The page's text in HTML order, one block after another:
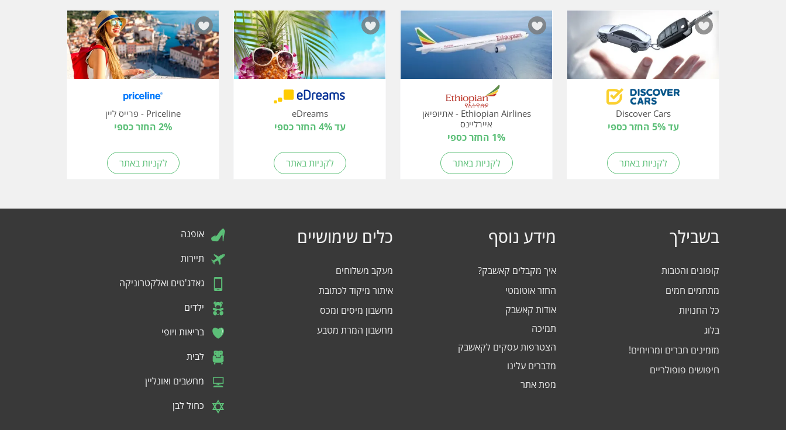
Discover Cars
עד 5% החזר כספי
לקניות באתר
Ethiopian Airlines - אתיופיאן
איירליינס
1% החזר כספי
לקניות באתר
eDreams
עד 4% החזר כספי
לקניות באתר
Priceline - פרייס ליין
2% החזר כספי
לקניות באתר
בשבילך
קופונים והטבות
מתחמים חמים
כל החנויות
בלוג
מזמינים חברים ומרויחים!
חיפושים פופולריים
מידע נוסף
איך מקבלים קאשבק?
החזר אוטומטי
אודות קאשבק
תמיכה
הצטרפות עסקים לקאשבק
מדברים עלינו
מפת אתר
כלים שימושיים
מעקב משלוחים
איתור מיקוד לכתובת
מחשבון מיסים ומכס
מחשבון המרת מטבע
אופנה
תיירות
גאדג'טים ואלקטרוניקה
ילדים
בריאות ויופי
לבית
מחשבים ואונליין
כחול לבן